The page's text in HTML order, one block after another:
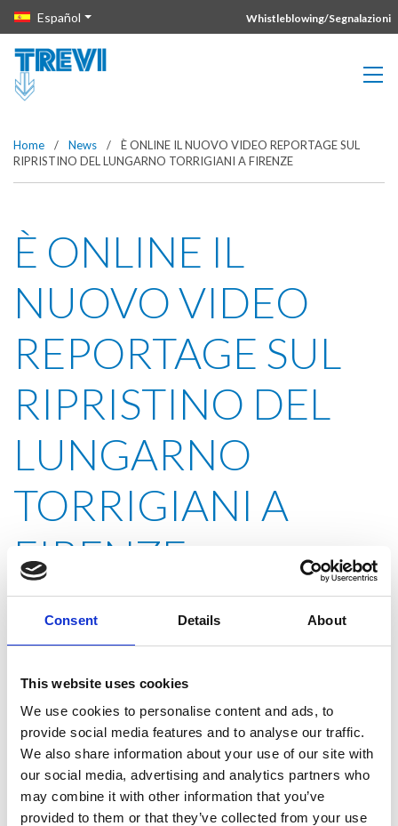
Consent Details About
This website uses cookies
We use cookies to personalise content and ads, to
provide social media features and to analyse our traffic.
We also share information about your use of our site with
our social media, advertising and analytics partners who
may combine it with other information that you’ve
provided to them or that they’ve collected from your use
Vai direttamente al contenuto della pagina.
Español Whistleblowing/Segnalazioni
Home / News /
È ONLINE IL NUOVO VIDEO REPORTAGE SUL
RIPRISTINO DEL LUNGARNO TORRIGIANI A FIRENZE
È ONLINE IL
NUOVO VIDEO
REPORTAGE SUL
RIPRISTINO DEL
LUNGARNO
TORRIGIANI A
FIRENZE
nel tratto del Lungarno Torrigiani che si estende da Ponte alle
Grazie a Ponte Vecchio in Firenze. La necessità di completare
il ripristino del muro spondale prima dell’arrivo dell’inverno e
scongiurare così il rischio dovuto alle possibili piene
dell’Arno, ha imposto all’Ente Appaltante una procedura di
“somma urgenza” nell’assegnazione dei lavori alla Trevi.